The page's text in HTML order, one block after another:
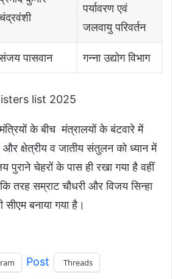
पर्यावरण एवं
जलवायु परिवर्तन
पासवान गन्ना उद्योग विभाग
list 2025
के बीच मंत्रालयों के बंटवारे में
और क्षेत्रीय व जातीय संतुलन को ध्यान में
पुराने चेहरों के पास ही रखा गया है वहीं
तरह सम्राट चौधरी और विजय सिन्हा
सीएम बनाया गया है।
Post Threads